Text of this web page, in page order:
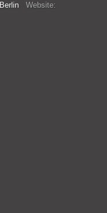
Berlin Website: